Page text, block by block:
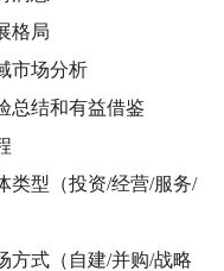
格局
市场分析
总结和有益借鉴
类型（投资/经营/服务/
方式（自建/并购/战略